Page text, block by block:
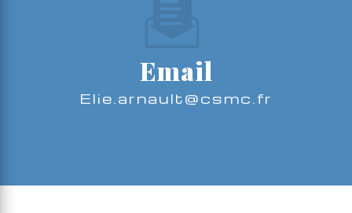
Email
elie.arnault@csmc.fr